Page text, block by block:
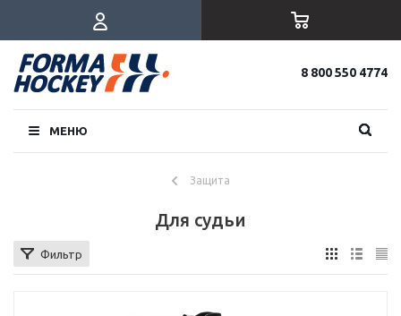
8 800 550 4774
МЕНЮ
Защита
Для судьи
Фильтр